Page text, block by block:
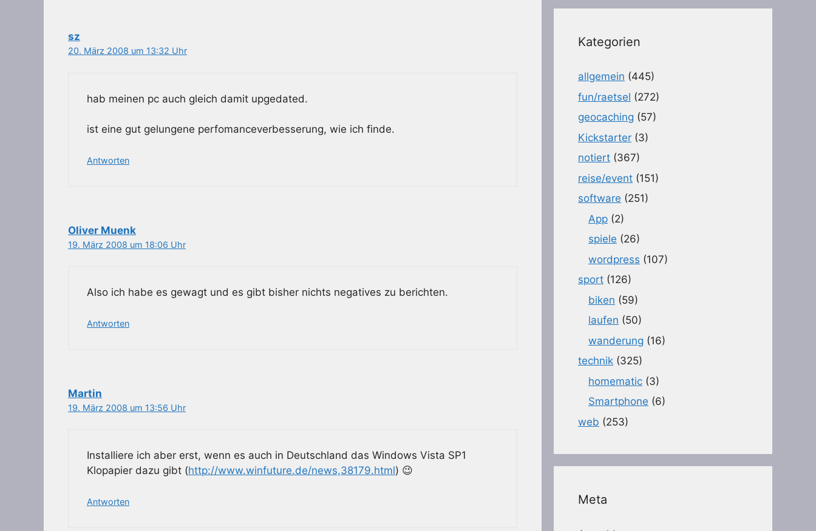
sz
20. März 2008 um 13:32 Uhr
hab meinen pc auch gleich damit upgedated.
ist eine gut gelungene perfomanceverbesserung, wie ich finde.
Antworten
Oliver Muenk
19. März 2008 um 18:06 Uhr
Also ich habe es gewagt und es gibt bisher nichts negatives zu berichten.
Antworten
Martin
19. März 2008 um 13:56 Uhr
Installiere ich aber erst, wenn es auch in Deutschland das Windows Vista SP1
Klopapier dazu gibt (http://www.winfuture.de/news,38179.html) 😉
Antworten
Kategorien
allgemein (445)
fun/raetsel (272)
geocaching (57)
Kickstarter (3)
notiert (367)
reise/event (151)
software (251)
App (2)
spiele (26)
wordpress (107)
sport (126)
biken (59)
laufen (50)
wanderung (16)
technik (325)
homematic (3)
Smartphone (6)
web (253)
Meta